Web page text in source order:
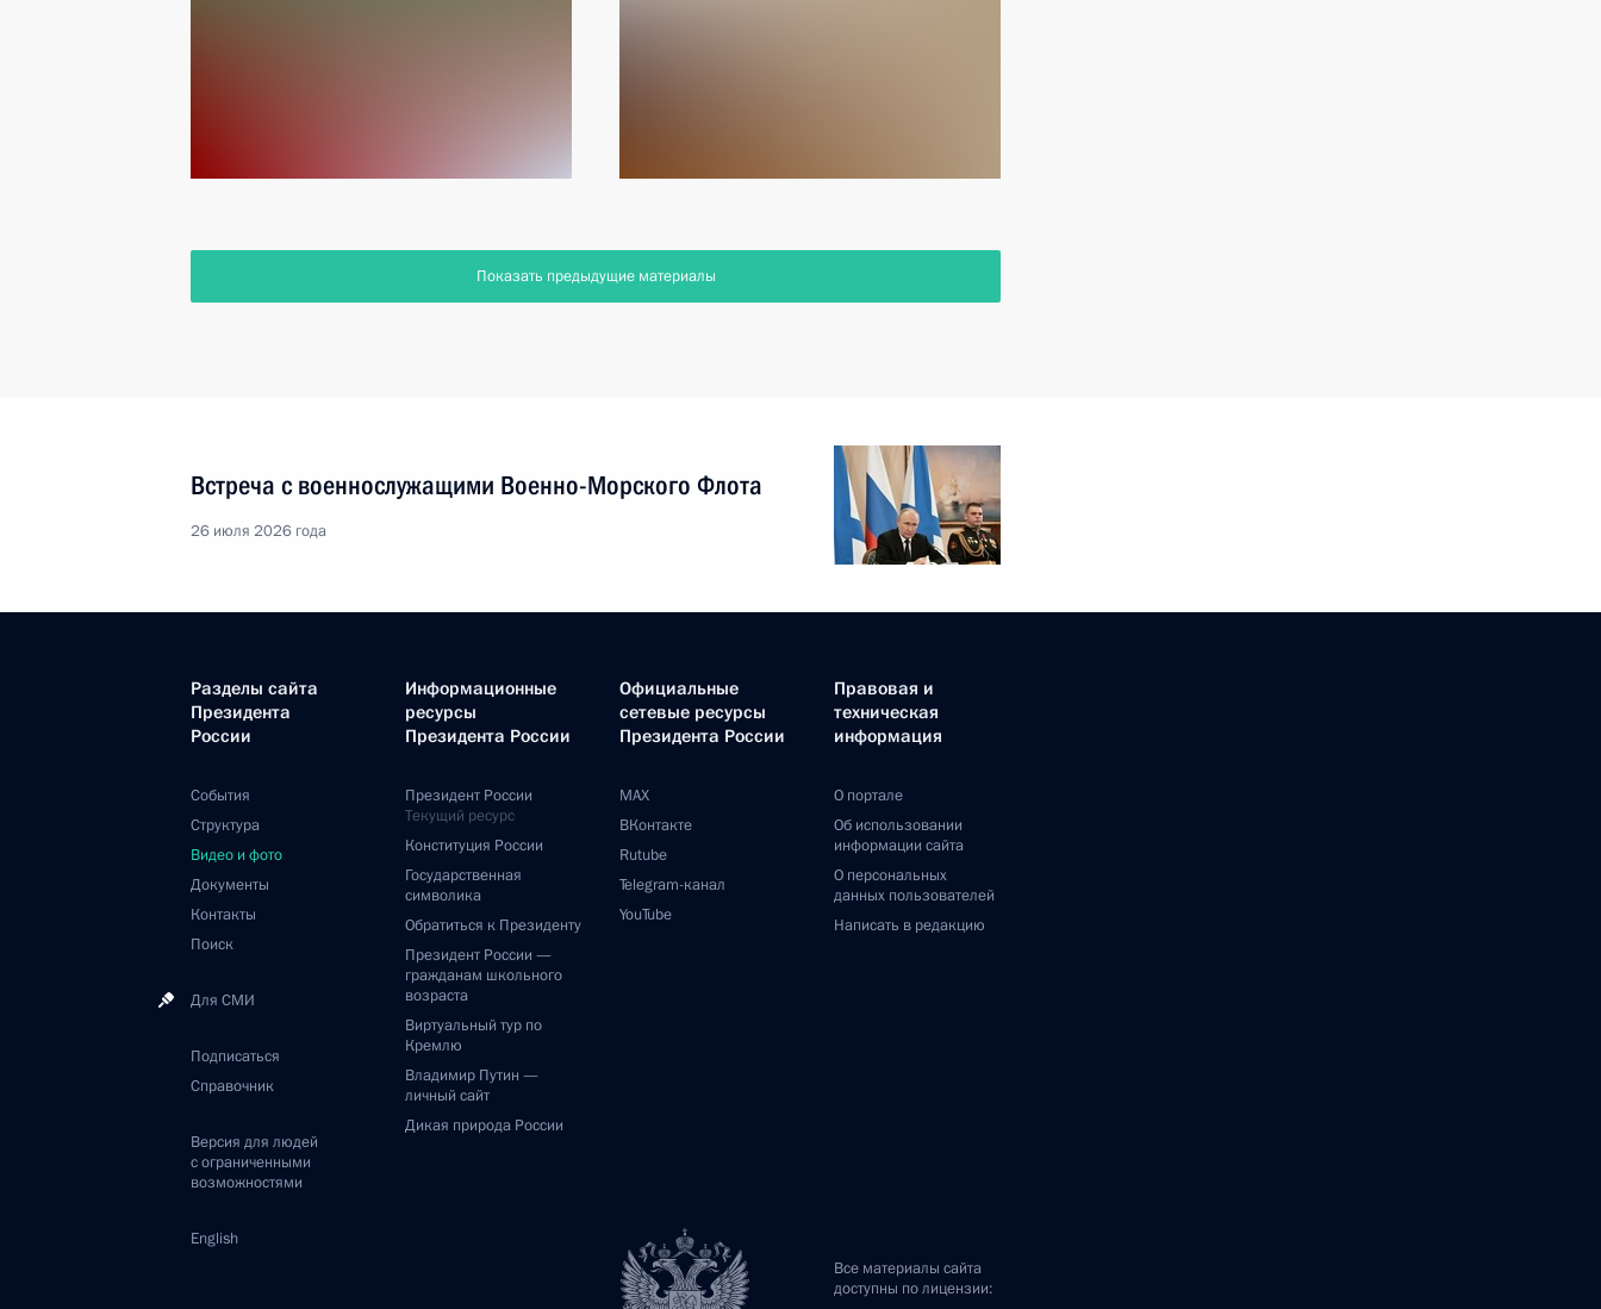
Показать предыдущие материалы
Встреча с военнослужащими Военно-Морского Флота
26 июля 2026 года
Разделы сайта
Президента
России
События
Структура
Видео и фото
Документы
Контакты
Поиск
Для СМИ
Подписаться
Справочник
Версия для людей
с ограниченными
возможностями
English
Информационные
ресурсы
Президента России
Президент России
Текущий ресурс
Конституция России
Государственная
символика
Обратиться к Президенту
Президент России —
гражданам школьного
возраста
Виртуальный тур по
Кремлю
Владимир Путин —
личный сайт
Дикая природа России
Официальные
сетевые ресурсы
Президента России
MAX
ВКонтакте
Rutube
Telegram-канал
YouTube
Правовая и
техническая
информация
О портале
Об использовании
информации сайта
О персональных
данных пользователей
Написать в редакцию
Все материалы сайта
доступны по лицензии: